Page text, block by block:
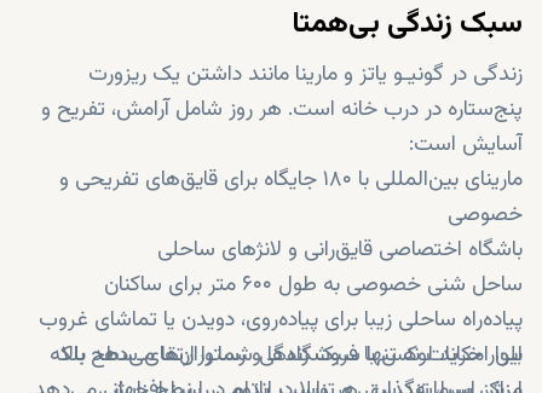
سبک زندگی بی‌همتا
زندگی در گونیـو یاتز و مارینا مانند داشتن یک ریزورت
پنج‌ستاره در درب خانه است. هر روز شامل آرامش، تفریح و
آسایش است:
مارینای بین‌المللی با ۱۸۰ جایگاه برای قایق‌های تفریحی و
خصوصی
باشگاه اختصاصی قایق‌رانی و لانژهای ساحلی
ساحل شنی خصوصی به طول ۶۰۰ متر برای ساکنان
پیاده‌راه ساحلی زیبا برای پیاده‌روی، دویدن یا تماشای غروب
بلوار خرید لوکس با فروشگاه‌ها و رستوران‌های سطح بالا
این امکانات نه تنها سبک زندگی شما را ارتقا می‌دهد بلکه